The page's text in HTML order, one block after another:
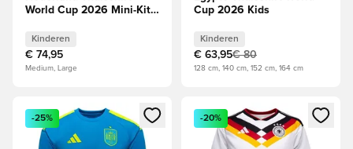
World Cup 2026 Mini-Kit
Kinderen
€ 74,95
Medium, Large
Cup 2026 Kids
Kinderen
€ 63,95€ 80
128 cm, 140 cm, 152 cm, 164 cm
Opent een venster om in te loggen of je aan te melden als
-25%
Opent een venster om in te
-20%